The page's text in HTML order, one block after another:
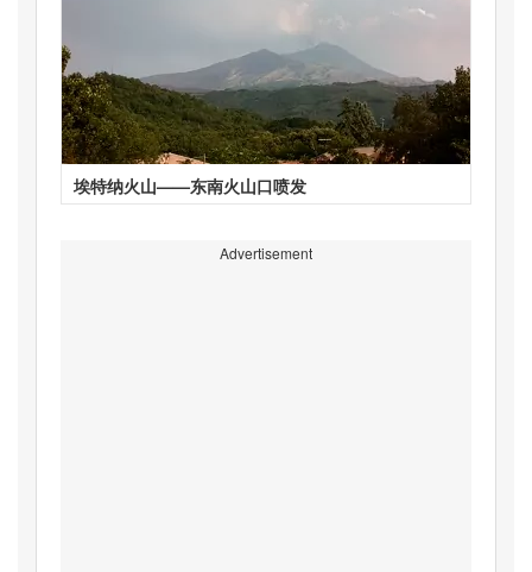
埃特纳火山——东南火山口喷发
Advertisement